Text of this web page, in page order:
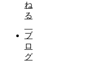
ね
る
ブ
ロ
グ